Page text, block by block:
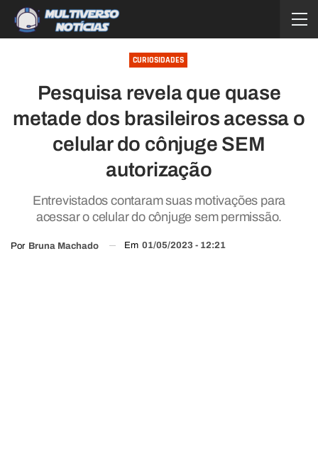
CURIOSIDADES
Pesquisa revela que quase
metade dos brasileiros acessa o
celular do cônjuge SEM
autorização
Entrevistados contaram suas motivações para
acessar o celular do cônjuge sem permissão.
Por Bruna Machado Em 01/05/2023 - 12:21